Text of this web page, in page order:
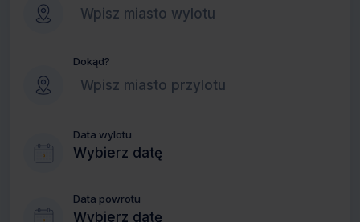
Dokąd?
Data wylotu
Wybierz datę
Data powrotu
Wybierz datę